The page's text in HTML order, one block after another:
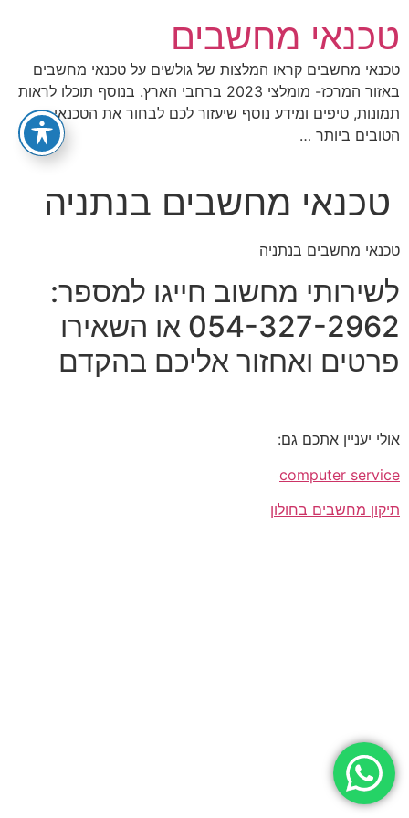
לתוכן
טכנאי מחשבים
טכנאי מחשבים קראו המלצות של גולשים על טכנאי מחשבים
באזור המרכז- מומלצי 2023 ברחבי הארץ. בנוסף תוכלו לראות
תמונות, טיפים ומידע נוסף שיעזור לכם לבחור את הטכנאי
הטובים ביותר …
טכנאי מחשבים בנתניה
טכנאי מחשבים בנתניה
לשירותי מחשוב חייגו למספר:
054-327-2962 או השאירו
פרטים ואחזור אליכם בהקדם
אולי יעניין אתכם גם:
computer service
תיקון מחשבים בחולון